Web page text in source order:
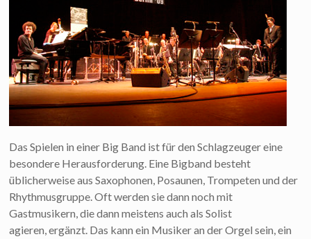
Das Spielen in einer Big Band ist für den Schlagzeuger eine
besondere Herausforderung. Eine Bigband besteht
üblicherweise aus Saxophonen, Posaunen, Trompeten und der
Rhythmusgruppe. Oft werden sie dann noch mit
Gastmusikern, die dann meistens auch als Solist
agieren, ergänzt. Das kann ein Musiker an der Orgel sein, ein